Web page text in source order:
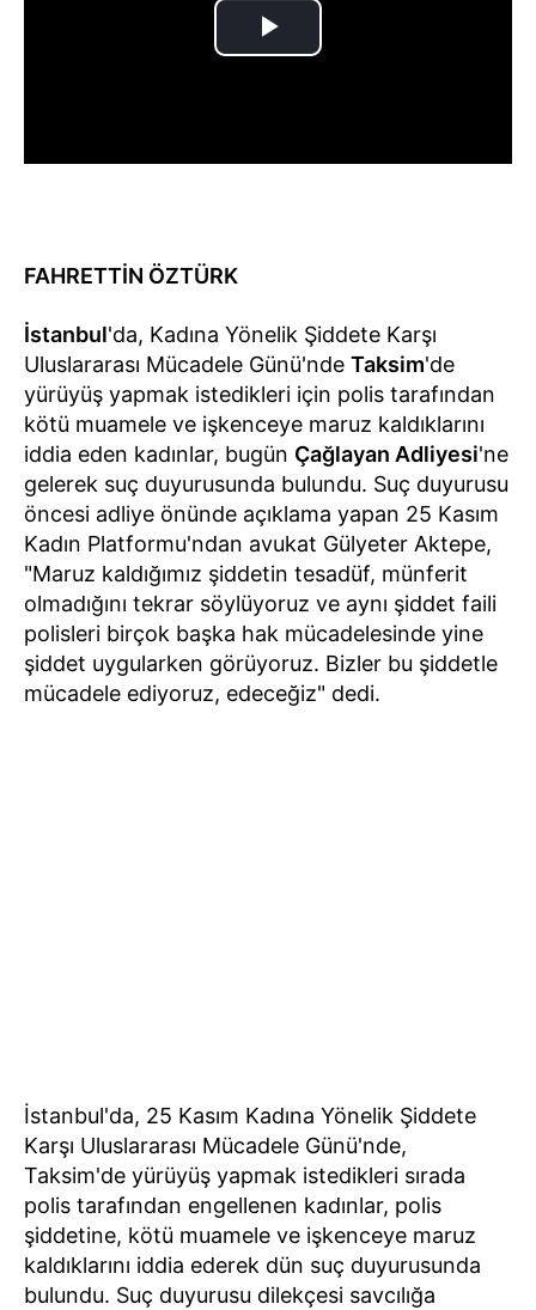
FAHRETTİN ÖZTÜRK
İstanbul'da, Kadına Yönelik Şiddete Karşı
Uluslararası Mücadele Günü'nde Taksim'de
yürüyüş yapmak istedikleri için polis tarafından
kötü muamele ve işkenceye maruz kaldıklarını
iddia eden kadınlar, bugün Çağlayan Adliyesi'ne
gelerek suç duyurusunda bulundu. Suç duyurusu
öncesi adliye önünde açıklama yapan 25 Kasım
Kadın Platformu'ndan avukat Gülyeter Aktepe,
"Maruz kaldığımız şiddetin tesadüf, münferit
olmadığını tekrar söylüyoruz ve aynı şiddet faili
polisleri birçok başka hak mücadelesinde yine
şiddet uygularken görüyoruz. Bizler bu şiddetle
mücadele ediyoruz, edeceğiz" dedi.
İstanbul'da, 25 Kasım Kadına Yönelik Şiddete
Karşı Uluslararası Mücadele Günü'nde,
Taksim'de yürüyüş yapmak istedikleri sırada
polis tarafından engellenen kadınlar, polis
şiddetine, kötü muamele ve işkenceye maruz
kaldıklarını iddia ederek dün suç duyurusunda
bulundu. Suç duyurusu dilekçesi savcılığa